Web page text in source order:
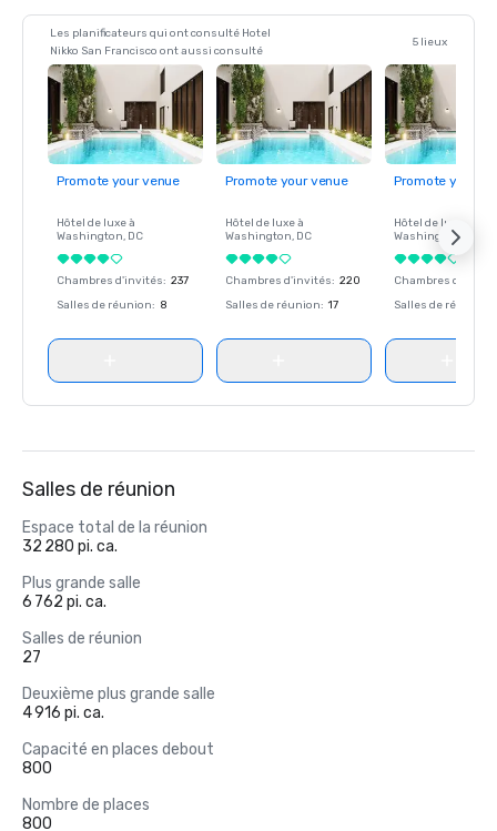
Les planificateurs qui ont consulté Hotel
Nikko San Francisco ont aussi consulté
5 lieux
Promote your venue
Hôtel de luxe à
Washington, DC
Chambres d'invités: 237
Salles de réunion: 8
Promote your venue
Hôtel de luxe à
Washington, DC
Chambres d'invités: 220
Salles de réunion: 17
Promote your
Hôtel de luxe à
Washington
Chambres
Salles de réunion
Salles de réunion
Espace total de la réunion
32 280 pi. ca.
Plus grande salle
6 762 pi. ca.
Salles de réunion
27
Deuxième plus grande salle
4 916 pi. ca.
Capacité en places debout
800
Nombre de places
800